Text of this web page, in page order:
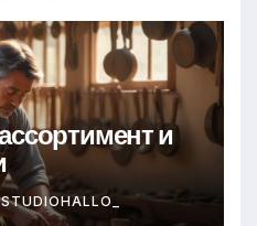
и
STUDIOHALLO_